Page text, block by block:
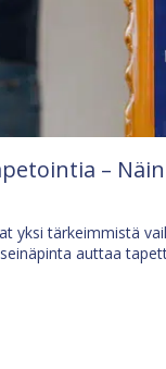
–
yksi tärkeimmistä
auttaa